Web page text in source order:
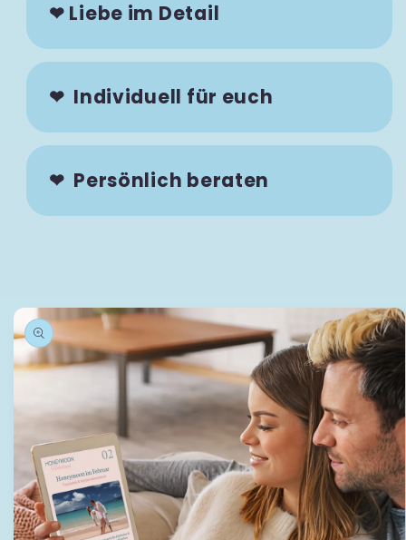
❤ Liebe im Detail
❤ Individuell für euch
❤ Persönlich beraten
springen